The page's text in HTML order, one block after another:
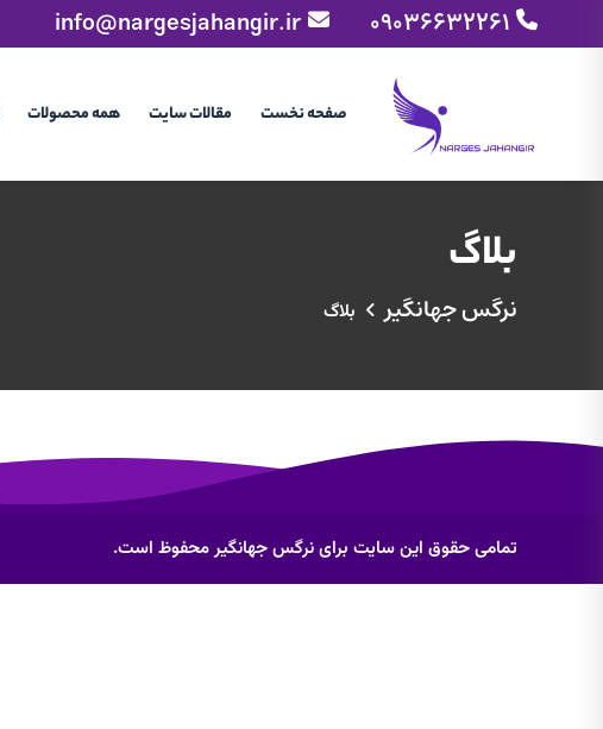
09036632261
info@nargesjahangir.ir
صفحه نخست مقالات سایت همه محصولات
بلاگ
نرگس جهانگیر بلاگ
تمامی حقوق این سایت برای نرگس جهانگیر محفوظ است.